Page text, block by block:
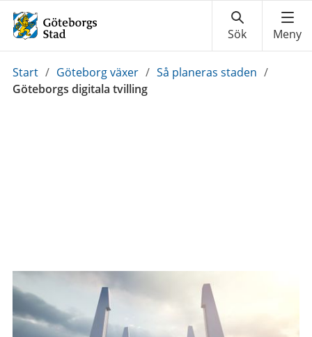
Du
är
Start / Göteborg växer / Så planeras staden /
Göteborgs digitala tvilling